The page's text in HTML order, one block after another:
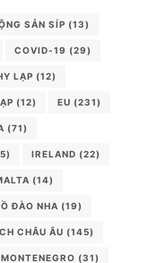
SẢN SÍP (13)
COVID-19 (29)
LẠP (12)
(12) EU (231)
(71)
IRELAND (22)
(14)
ĐÀO NHA (19)
CHÂU ÂU (145)
(31)